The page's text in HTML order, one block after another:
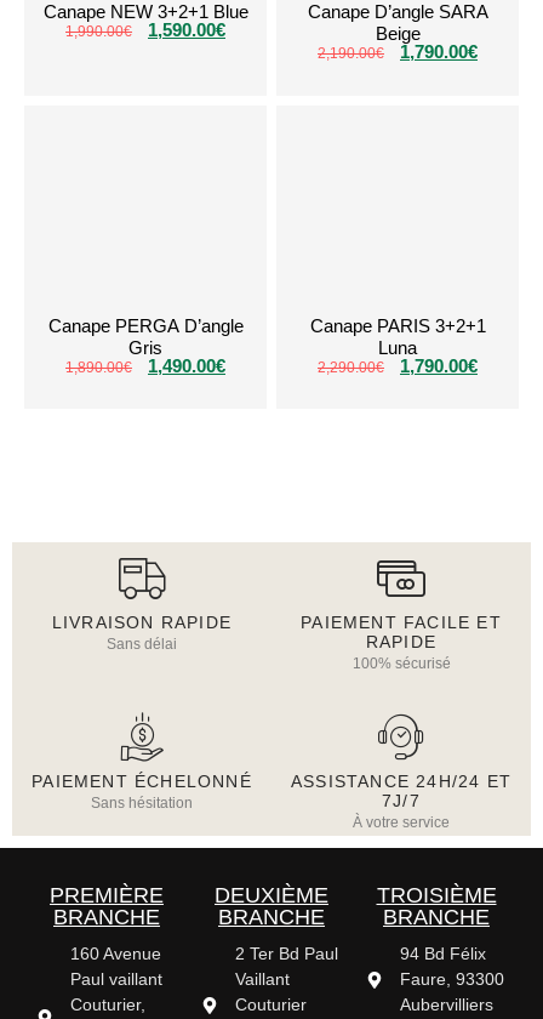
Canape NEW 3+2+1 Blue
1,990.00€ 1,590.00€
Canape D’angle SARA
Beige
2,190.00€ 1,790.00€
Canape PERGA D’angle
Gris
1,890.00€ 1,490.00€
Canape PARIS 3+2+1
Luna
2,290.00€ 1,790.00€
LIVRAISON RAPIDE
Sans délai
PAIEMENT FACILE ET
RAPIDE
100% sécurisé
PAIEMENT ÉCHELONNÉ
Sans hésitation
ASSISTANCE 24H/24 ET
7J/7
À votre service
PREMIÈRE
BRANCHE
160 Avenue
Paul vaillant
Couturier,
DEUXIÈME
BRANCHE
2 Ter Bd Paul
Vaillant
Couturier
TROISIÈME
BRANCHE
94 Bd Félix
Faure, 93300
Aubervilliers